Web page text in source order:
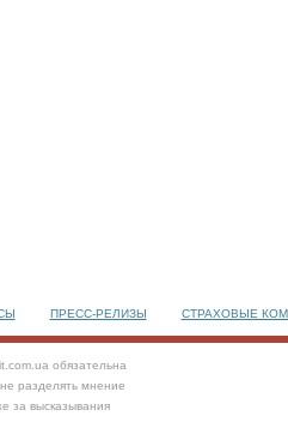
ПРЕСС-РЕЛИЗЫ СТРАХОВЫЕ
обязательна
разделять мнение
за высказывания